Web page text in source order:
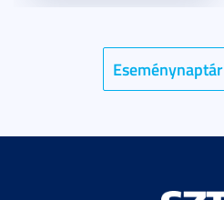
Eseménynaptár